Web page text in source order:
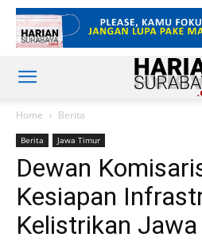
Home Berita
Berita Jawa Timur
Dewan
Kesiapan
Kelistrikan